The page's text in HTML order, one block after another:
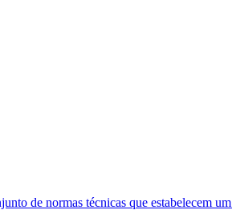
de normas técnicas que estabelecem